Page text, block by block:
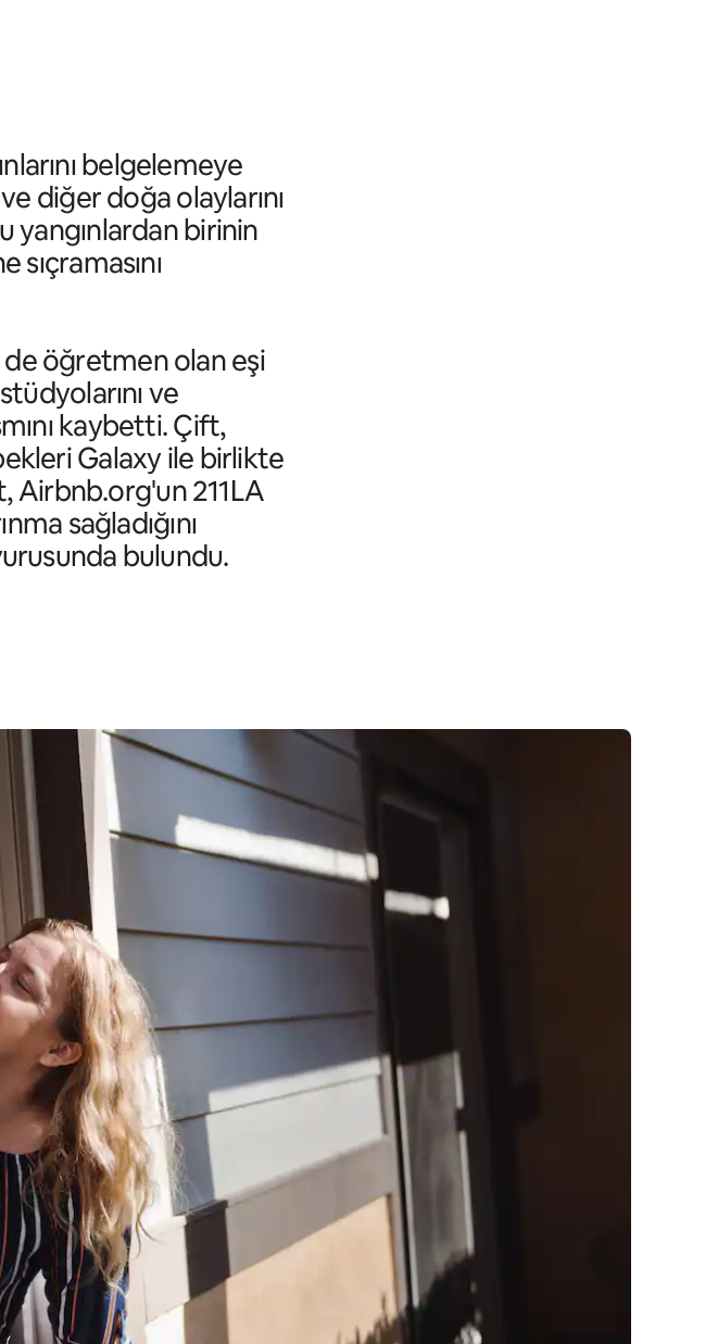
belgelemeye
diğer doğa olaylarını
yangınlardan birinin
de öğretmen olan eşi
ve
kaybetti. Çift,
Galaxy ile birlikte
Airbnb.org'un 211LA
sağladığını
bulundu.